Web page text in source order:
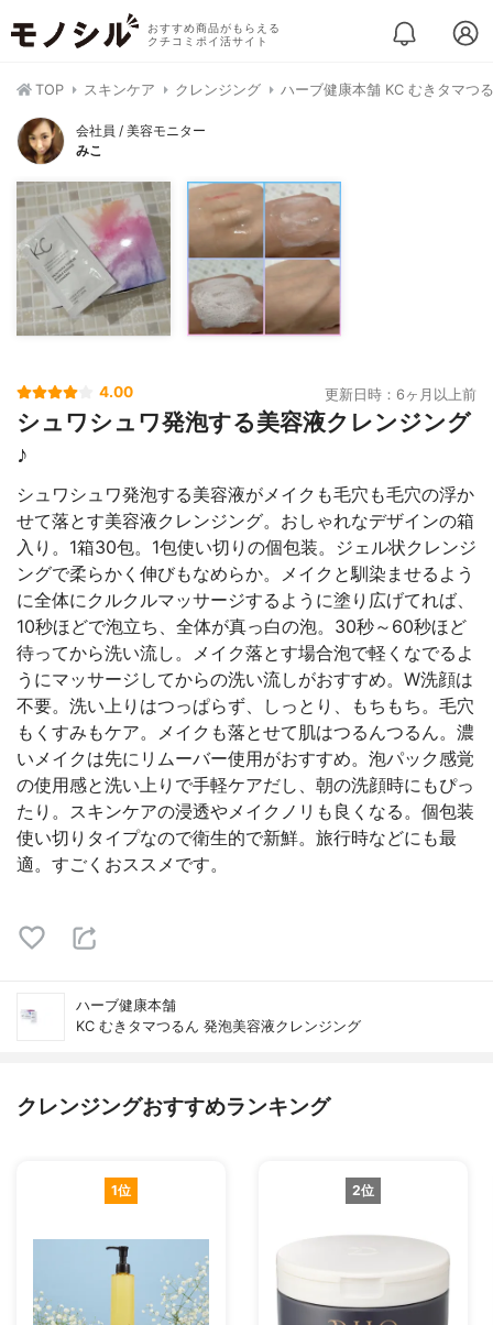
おすすめ商品がもらえる
クチコミポイ活サイト
TOP スキンケア クレンジング ハーブ健康本舗 KC むきタマつ
会社員 / 美容モニター
みこ
4.00 更新日時：6ヶ月以上前
シュワシュワ発泡する美容液クレンジング
♪
シュワシュワ発泡する美容液がメイクも毛穴も毛穴の浮か
せて落とす美容液クレンジング。おしゃれなデザインの箱
入り。1箱30包。1包使い切りの個包装。ジェル状クレンジ
ングで柔らかく伸びもなめらか。メイクと馴染ませるよう
に全体にクルクルマッサージするように塗り広げてれば、
10秒ほどで泡立ち、全体が真っ白の泡。30秒～60秒ほど
待ってから洗い流し。メイク落とす場合泡で軽くなでるよ
うにマッサージしてからの洗い流しがおすすめ。W洗顔は
不要。洗い上りはつっぱらず、しっとり、もちもち。毛穴
もくすみもケア。メイクも落とせて肌はつるんつるん。濃
いメイクは先にリムーバー使用がおすすめ。泡パック感覚
の使用感と洗い上りで手軽ケアだし、朝の洗顔時にもぴっ
たり。スキンケアの浸透やメイクノリも良くなる。個包装
使い切りタイプなので衛生的で新鮮。旅行時などにも最
適。すごくおススメです。
ハーブ健康本舗
KC むきタマつるん 発泡美容液クレンジング
クレンジングおすすめランキング
1位 2位